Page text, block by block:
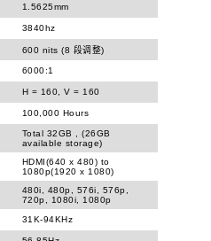
1.5625mm
3840hz
600 nits (8 段调整)
6000:1
H = 160, V = 160
100,000 Hours
Total 32GB , (26GB
available storage)
HDMI(640 x 480) to
1080p(1920 x 1080)
480i, 480p, 576i, 576p,
720p, 1080i, 1080p
31K-94KHz